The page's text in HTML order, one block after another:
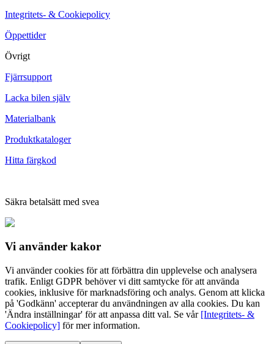
Integritets- & Cookiepolicy
Öppettider
Övrigt
Fjärrsupport
Lacka bilen själv
Materialbank
Produktkataloger
Hitta färgkod
Säkra betalsätt med svea
Vi använder kakor
Vi använder cookies för att förbättra din upplevelse och analysera
trafik. Enligt GDPR behöver vi ditt samtycke för att använda
cookies, inklusive för marknadsföring och analys. Genom att klicka
på 'Godkänn' accepterar du användningen av alla cookies. Du kan
'Ändra inställningar' för att anpassa ditt val. Se vår [Integritets- &
Cookiepolicy] för mer information.